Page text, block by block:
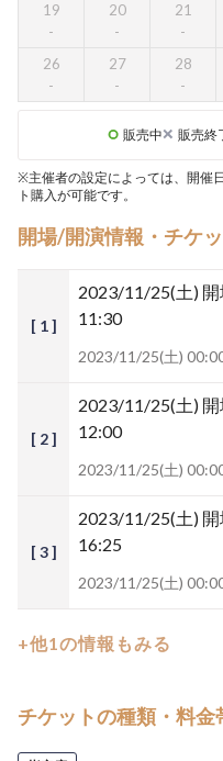
19 20 21
26 27 28
販売中 販売終
※主催者の設定によっては、開催
ト購入が可能です。
開場/開演情報・チケ
[ 1 ]
2023/11/25(土)
11:30
2023/11/25(土)
[ 2 ]
2023/11/25(土)
12:00
2023/11/25(土)
[ 3 ]
2023/11/25(土)
16:25
2023/11/25(土)
+他1の情報もみる
チケットの種類・料金